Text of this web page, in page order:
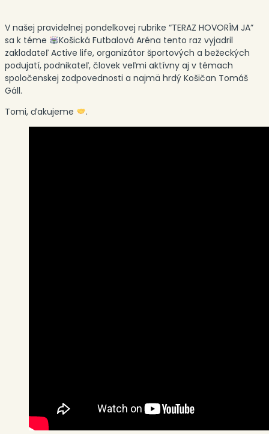
V našej pravidelnej pondelkovej rubrike “TERAZ HOVORÍM JA”
sa k téme
Košická Futbalová Aréna tento raz vyjadril
zakladateľ Active life, organizátor športových a bežeckých
podujatí, podnikateľ, človek veľmi aktívny aj v témach
spoločenskej zodpovednosti a najmä hrdý Košičan Tomáš
Gáll.
Tomi, ďakujeme
.